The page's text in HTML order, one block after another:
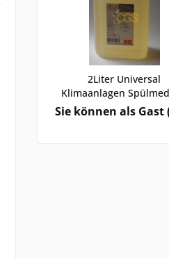
2Liter Universal
Klimaanlagen
auf...
Sie können als